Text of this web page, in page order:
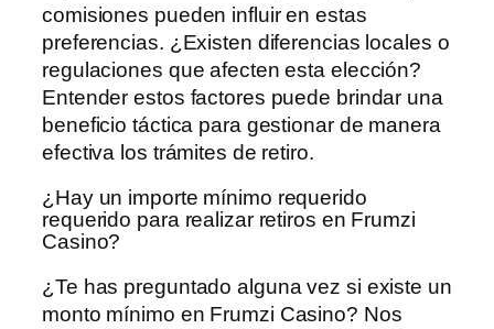
comisiones pueden influir en estas
preferencias. ¿Existen diferencias locales o
regulaciones que afecten esta elección?
Entender estos factores puede brindar una
beneficio táctica para gestionar de manera
efectiva los trámites de retiro.
¿Hay un importe mínimo requerido
requerido para realizar retiros en Frumzi
Casino?
¿Te has preguntado alguna vez si existe un
monto mínimo en Frumzi Casino? Nos